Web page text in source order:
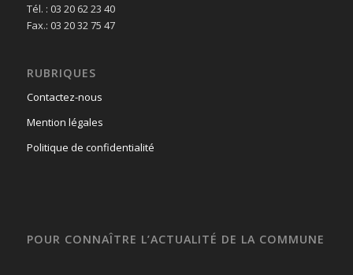
Tél. : 03 20 62 23 40
Fax.: 03 20 32 75 47
RUBRIQUES
Contactez-nous
Mention légales
Politique de confidentialité
POUR CONNAÎTRE L’ACTUALITÉ DE LA COMMUNE